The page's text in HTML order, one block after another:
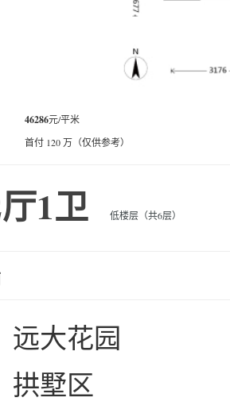
46286元/平米
首付 120 万（仅供参考）
1卫 低楼层（共6层）
远大花园
拱墅区